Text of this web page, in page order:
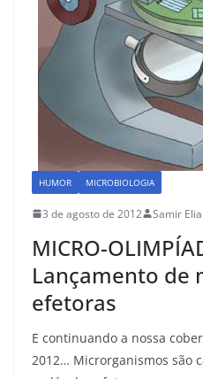
HUMOR MICROBIOLOGIA
3 de agosto de 2012 Samir
MICRO-
Lançamento de
efetoras
E continuando a nossa
2012… Microrganismos são